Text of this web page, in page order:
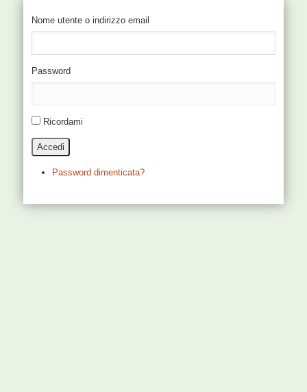
Nome utente o indirizzo email
Password
Ricordami
Accedi
Password dimenticata?